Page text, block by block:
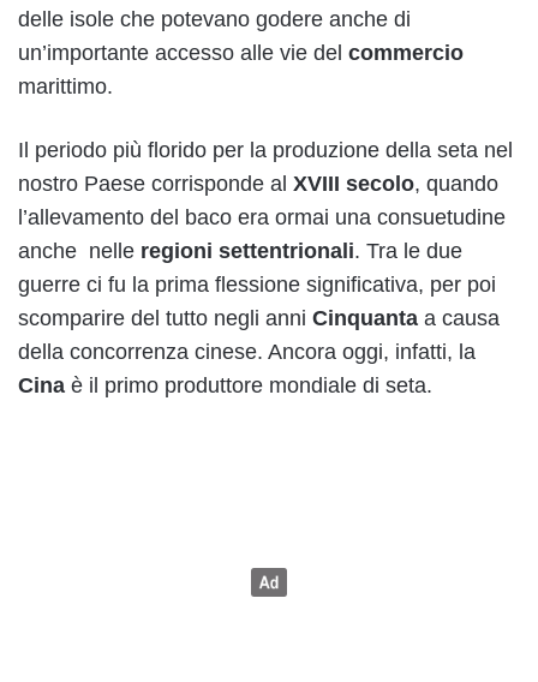
delle isole che potevano godere anche di
un’importante accesso alle vie del commercio
marittimo.
Il periodo più florido per la produzione della seta nel
nostro Paese corrisponde al XVIII secolo, quando
l’allevamento del baco era ormai una consuetudine
anche nelle regioni settentrionali. Tra le due
guerre ci fu la prima flessione significativa, per poi
scomparire del tutto negli anni Cinquanta a causa
della concorrenza cinese. Ancora oggi, infatti, la
Cina è il primo produttore mondiale di seta.